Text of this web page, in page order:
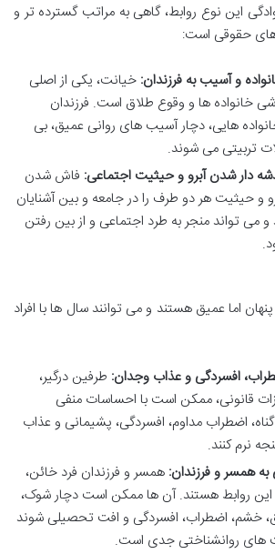
این نوع روابط، گاهی به مراتب گسترده تر و
حقوقی است:
و آسیب به فرزندان: خیانت، یکی از اصلی
خانواده ها و وقوع طلاق است. فرزندان
هایی، دچار آسیب های روانی عمیق، بی
تربیتی می شوند.
دار شدن آبرو و حیثیت اجتماعی: فاش شدن
و حیثیت هر دو طرف را در جامعه و بین آشنایان
می تواند منجر به طرد اجتماعی و از بین رفتن
اما عمیق هستند و می توانند سال ها با افراد
افسردگی و عذاب وجدان: طرفین درگیر،
قانونی، ممکن است با احساسات منفی
اضطراب مداوم، افسردگی، پشیمانی و عذاب
نرم کنند.
همسر و فرزندان: همسر و فرزندان فرد خائن،
این روابط هستند. آن ها ممکن است دچار شوک،
خشم، اضطراب، افسردگی و افت تحصیلی شوند
های روانشناختی جدی است.